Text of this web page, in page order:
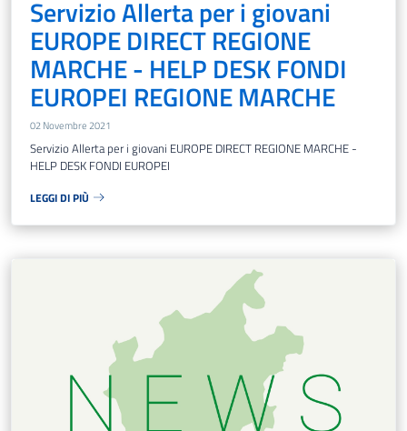
Servizio Allerta per i giovani
EUROPE DIRECT REGIONE
MARCHE - HELP DESK FONDI
EUROPEI REGIONE MARCHE
02 Novembre 2021
Servizio Allerta per i giovani EUROPE DIRECT REGIONE MARCHE -
HELP DESK FONDI EUROPEI
LEGGI DI PIÙ